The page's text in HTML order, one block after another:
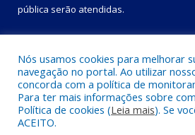
pública serão atendidas.
Todos os direitos reservados a Câmara
Nós usamos cookies para melhorar
navegação no portal. Ao utilizar
concorda com a política de
Para ter mais informações sobre
Política de cookies (Leia mais). Se
ACEITO.